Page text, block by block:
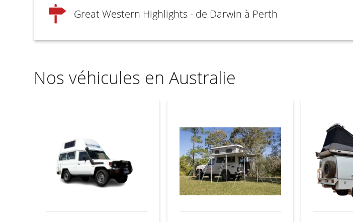
Great Western Highlights - de Darwin à Perth
Nos véhicules en Australie